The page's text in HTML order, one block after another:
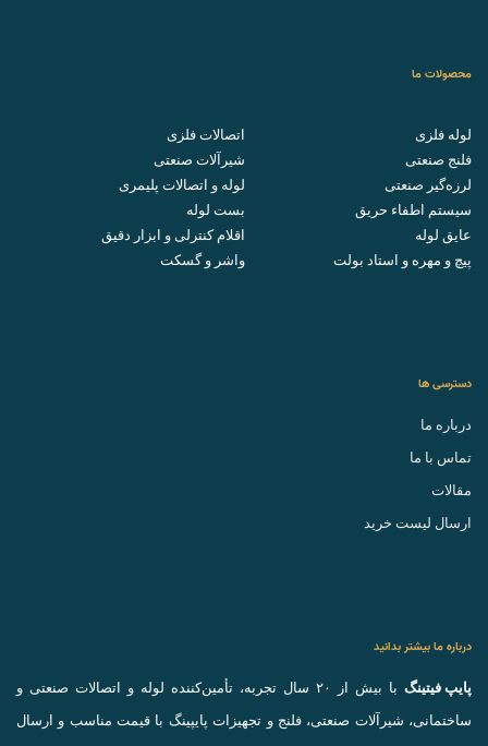
دسترسی ها
درباره ما
تماس با ما
مقالات
ارسال لیست خرید
محصولات ما
لوله فلزی
اتصالات فلزی
فلنج صنعتی
شیرآلات صنعتی
لرزه‌گیر صنعتی
لوله و اتصالات پلیمری
سیستم اطفاء حریق
بست لوله
عایق لوله
اقلام کنترلی و ابزار دقیق
پیچ و مهره و استاد بولت
واشر و گسکت
درباره ما بیشتر بدانید
پایپ فیتینگ
با بیش از ۲۰ سال تجربه، تأمین‌کننده لوله و اتصالات صنعتی و
ساختمانی، شیرآلات صنعتی، فلنج و تجهیزات پایپینگ با قیمت مناسب و ارسال